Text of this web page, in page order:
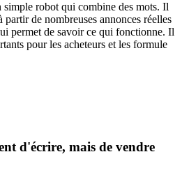
robot qui combine des mots. Il
de nombreuses annonces réelles
permet de savoir ce qui fonctionne. Il
pour les acheteurs et les formule
d'écrire, mais de vendre